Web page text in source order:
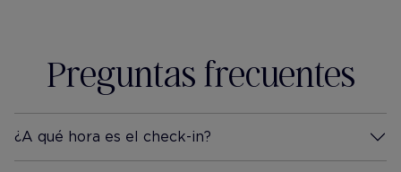
Preguntas frecuentes
¿A qué hora es el check-in?
Más información